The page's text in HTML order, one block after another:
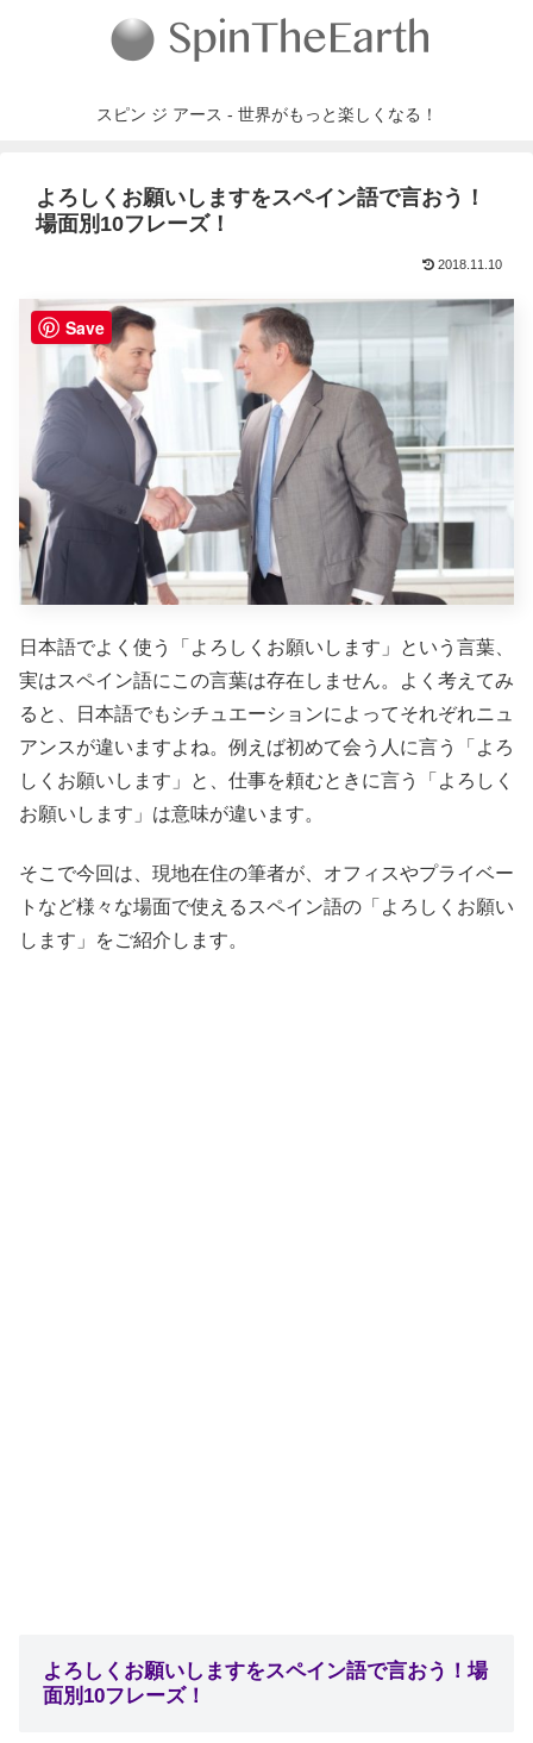
スピン ジ アース - 世界がもっと楽しくなる！
よろしくお願いしますをスペイン語で言おう！
場面別10フレーズ！
2018.11.10
日本語でよく使う「よろしくお願いします」という言葉、
実はスペイン語にこの言葉は存在しません。よく考えてみ
ると、日本語でもシチュエーションによってそれぞれニュ
アンスが違いますよね。例えば初めて会う人に言う「よろ
しくお願いします」と、仕事を頼むときに言う「よろしく
お願いします」は意味が違います。
そこで今回は、現地在住の筆者が、オフィスやプライベー
トなど様々な場面で使えるスペイン語の「よろしくお願い
します」をご紹介します。
よろしくお願いしますをスペイン語で言おう！場
面別10フレーズ！
Save